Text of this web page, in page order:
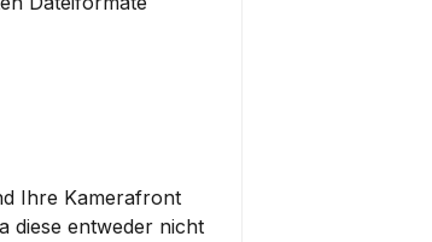
Ihre Kamerafront
diese entweder nicht